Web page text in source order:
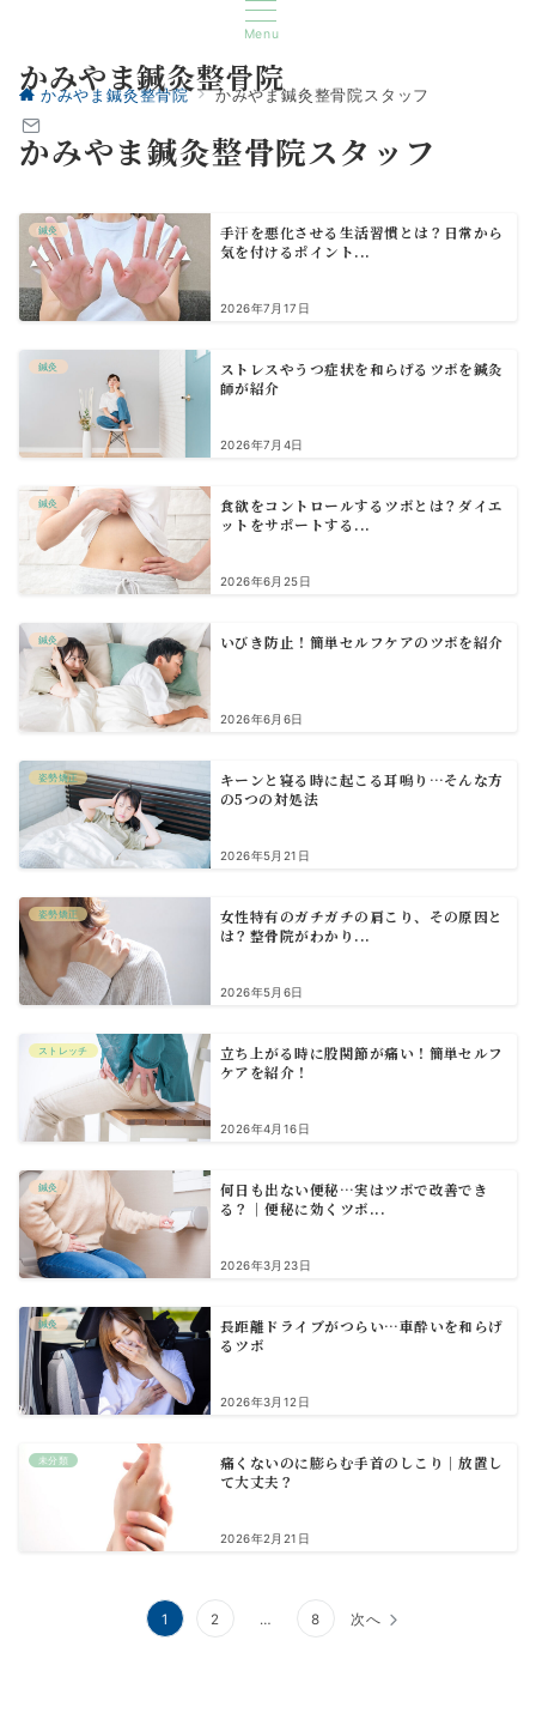
Menu
かみやま鍼灸整骨院
かみやま鍼灸整骨院 かみやま鍼灸整骨院スタッフ
かみやま鍼灸整骨院スタッフ
鍼灸
手汗を悪化させる生活習慣とは？日常から
気を付けるポイント...
2026年7月17日
鍼灸
ストレスやうつ症状を和らげるツボを鍼灸
師が紹介
2026年7月4日
鍼灸
食欲をコントロールするツボとは？ダイエ
ットをサポートする...
2026年6月25日
鍼灸 いびき防止！簡単セルフケアのツボを紹介
2026年6月6日
姿勢矯正
キーンと寝る時に起こる耳鳴り…そんな方
の5つの対処法
2026年5月21日
姿勢矯正
女性特有のガチガチの肩こり、その原因と
は？整骨院がわかり...
2026年5月6日
ストレッチ
立ち上がる時に股関節が痛い！簡単セルフ
ケアを紹介！
2026年4月16日
鍼灸
何日も出ない便秘…実はツボで改善でき
る？｜便秘に効くツボ...
2026年3月23日
鍼灸
長距離ドライブがつらい…車酔いを和らげ
るツボ
2026年3月12日
未分類
痛くないのに膨らむ手首のしこり｜放置し
て大丈夫？
2026年2月21日
1 2 … 8 次へ